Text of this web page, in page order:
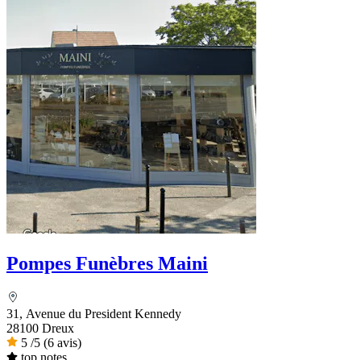
Pompes Funèbres Maini
31, Avenue du President Kennedy
28100 Dreux
5 /5 (6 avis)
top notes